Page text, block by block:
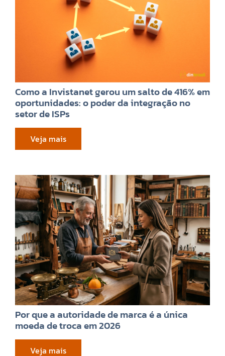
Como a Invistanet gerou um salto de 416% em
oportunidades: o poder da integração no
setor de ISPs
Veja mais
Por que a autoridade de marca é a única
moeda de troca em 2026
Veja mais